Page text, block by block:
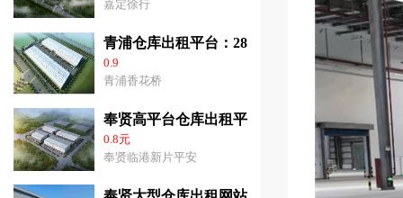
嘉定徐行
青浦仓库出租平台：28000平方米高平台仓库
0.9
青浦香花桥
奉贤高平台仓库出租平台：2千平方米-6.3万平
0.8元
奉贤临港新片平安